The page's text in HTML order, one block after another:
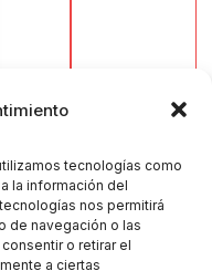
tecnologías como
la información del
nos permitirá
de navegación o las
o retirar el
a ciertas